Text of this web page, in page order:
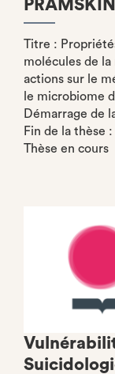
PRAMSKIN
Titre :
molécules de
actions sur le
le microbiome
Démarrage de
Fin de la thèse :
Thèse en cours